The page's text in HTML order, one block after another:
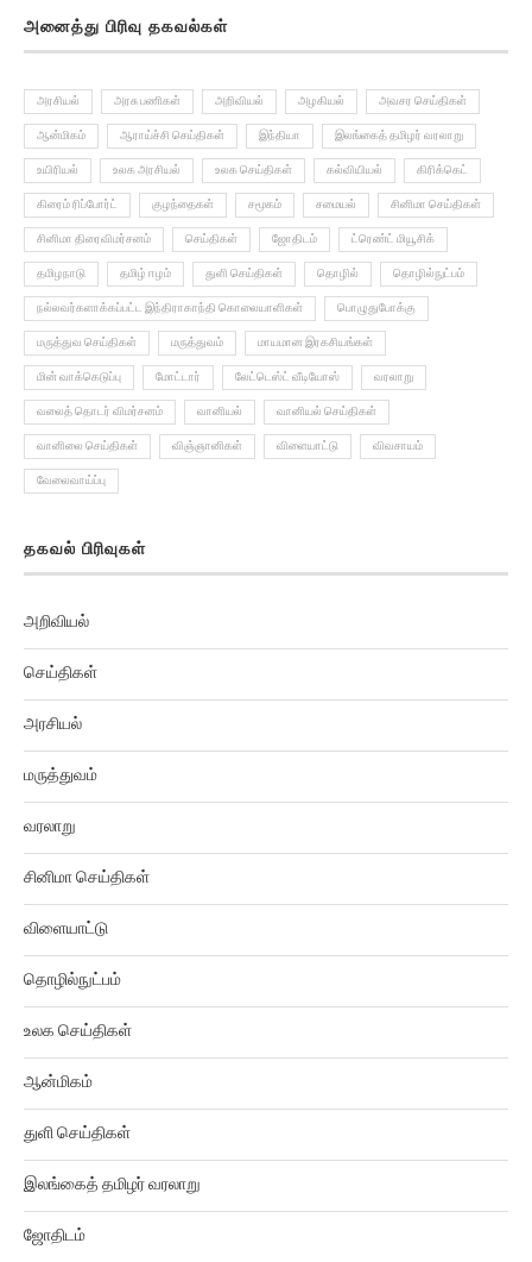
அனைத்து பிரிவு தகவல்கள்
அரசியல் அரசு பணிகள் அறிவியல் அழகியல் அவசர செய்திகள்
ஆன்மிகம் ஆராய்ச்சி செய்திகள் இந்தியா இலங்கைத் தமிழர் வரலாறு
உயிரியல் உலக அரசியல் உலக செய்திகள் கல்வியியல் கிரிக்கெட்
கிரைம் ரிப்போர்ட் குழந்தைகள் சமூகம் சமையல் சினிமா செய்திகள்
சினிமா திரைவிமர்சனம் செய்திகள் ஜோதிடம் ட்ரெண்ட் மியூசிக்
தமிழநாடு தமிழ் ஈழம் துளி செய்திகள் தொழில் தொழில்நுட்பம்
நல்லவர்களாக்கப்பட்ட இந்திராகாந்தி கொலையாளிகள் பொழுதுபோக்கு
மருத்துவ செய்திகள் மருத்துவம் மாயமான இரகசியங்கள்
மின் வாக்கெடுப்பு மோட்டார் லேட்டெஸ்ட் வீடியோஸ் வரலாறு
வலைத் தொடர் விமர்சனம் வானியல் வானியல் செய்திகள்
வானிலை செய்திகள் விஞ்ஞானிகள் விளையாட்டு விவசாயம்
வேலைவாய்ப்பு
தகவல் பிரிவுகள்
அறிவியல்
செய்திகள்
அரசியல்
மருத்துவம்
வரலாறு
சினிமா செய்திகள்
விளையாட்டு
தொழில்நுட்பம்
உலக செய்திகள்
ஆன்மிகம்
துளி செய்திகள்
இலங்கைத் தமிழர் வரலாறு
ஜோதிடம்